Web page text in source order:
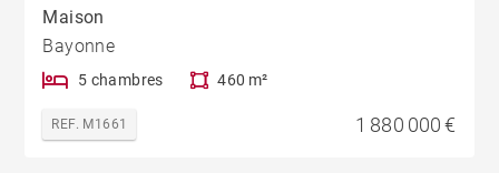
Maison
Bayonne
5 chambres 460 m²
REF. M1661 1 880 000 €